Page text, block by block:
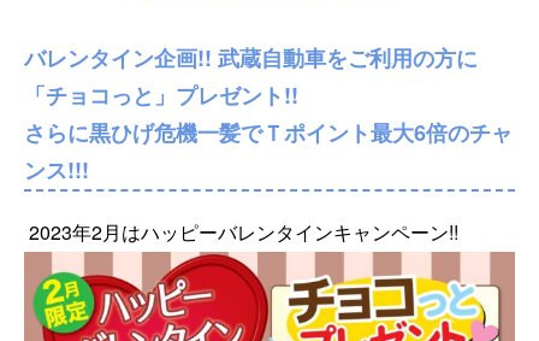
バレンタイン企画!! 武蔵自動車をご利用の方に
「チョコっと」プレゼント!!
さらに黒ひげ危機一髪でＴポイント最大6倍のチャ
ンス!!!
2023年2月はハッピーバレンタインキャンペーン!!